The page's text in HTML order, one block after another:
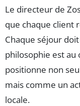
Le directeur de
que chaque client
Chaque séjour
philosophie est au
positionne non
mais comme un
locale.